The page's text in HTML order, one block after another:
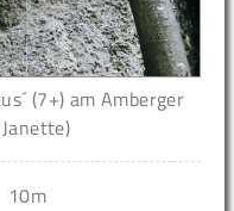
(7+) am Amberger
10m